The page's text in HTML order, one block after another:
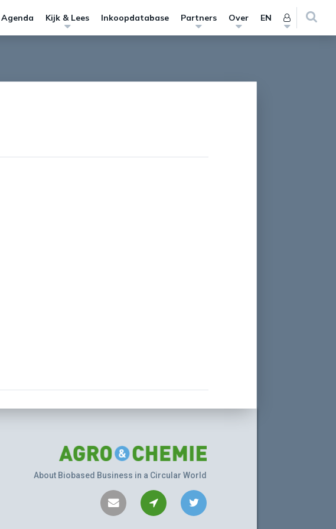
Agenda Kijk & Lees Inkoopdatabase Partners Over EN
About Biobased Business in a Circular World